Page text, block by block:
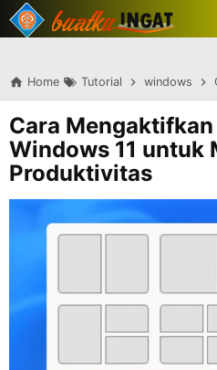
-->
Skip to
Home Tutorial windows
Cara
Windows 11 untuk
Produktivitas